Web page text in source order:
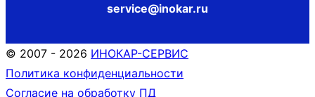
service@inokar.ru
© 2007 - 2026 ИНОКАР-СЕРВИС
Политика конфиденциальности
Согласие на обработку ПД